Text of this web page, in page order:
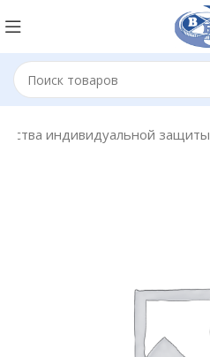
индивидуальной защиты